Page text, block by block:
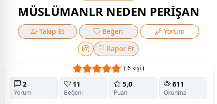
MÜSLÜMANLR NEDEN PERİŞAN
Takip Et Beğen
Yorum
Rapor Et
( 6 kişi )
2
Yorum
11
Beğeni
5,0
Puan
611
Okunma